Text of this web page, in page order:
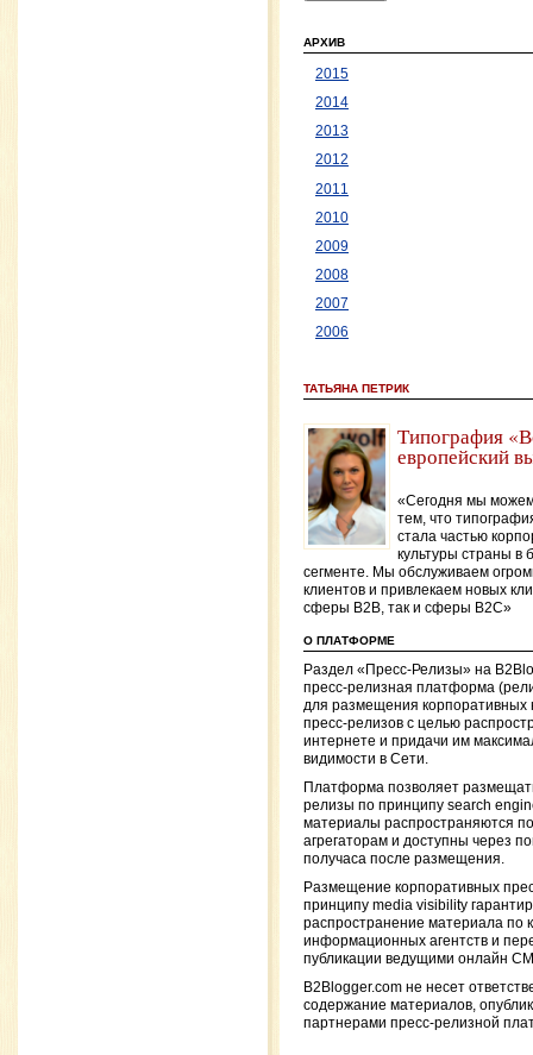
АРХИВ
2015
2014
2013
2012
2011
2010
2009
2008
2007
2006
ТАТЬЯНА ПЕТРИК
Типография
европейский
«Сегодня мы можем
тем, что
стала частью
культуры страны в
сегменте. Мы обслу­живаем
клиентов и при­влекаем новых
сферы В2В, так и сферы В2С»
О ПЛАТФОРМЕ
Раздел «Пресс-Релизы» на
пресс-релизная платформа
для размещения корпоративных
пресс-релизов с целью
интернете и придачи им
видимости в Сети.
Платформа позволяет
релизы по принципу search
материалы распространяются
агрегаторам и доступны через
получаса после размещения.
Размещение корпоративных
принципу media visibility
распространение материала по
информационных агентств и
публикации ведущими онлайн
B2Blogger.com не несет
содержание материалов,
партнерами пресс-релизной